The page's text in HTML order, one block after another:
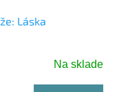
Láska
Na sklade